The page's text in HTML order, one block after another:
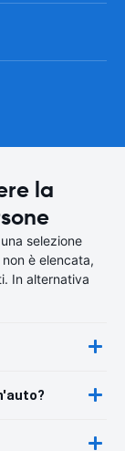
la
selezione
è elencata,
In alternativa